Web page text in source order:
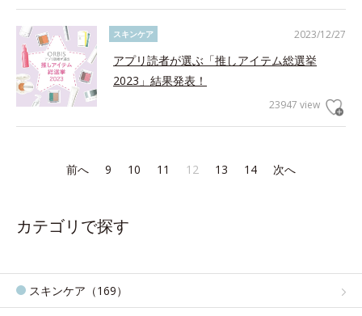
2023/12/27
スキンケア
アプリ読者が選ぶ「推しアイテム総選挙
2023」結果発表！
23947 view
前へ 9 10 11 12 13 14 次へ
カテゴリで探す
スキンケア（169）